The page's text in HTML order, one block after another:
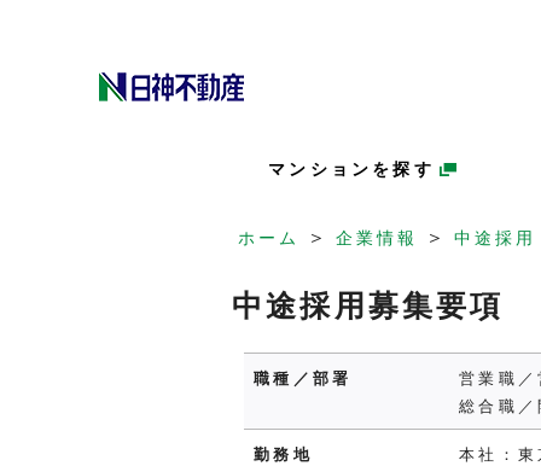
マンションを探す
ホーム ＞ 企業情報 ＞ 中途採用
中途採用募集要項
職種／部署
営業職
総合職
勤務地 本社：